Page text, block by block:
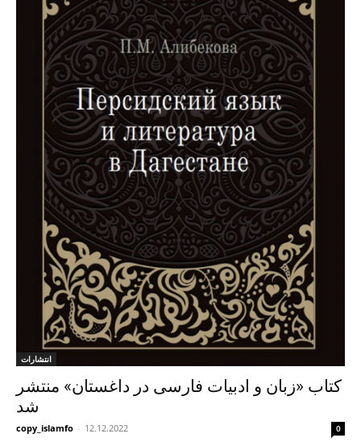
انتشارات
کتاب «زبان و ادبیات فارسی در داغستان» منتشر
شد
copy_islamfo - 12.12.2022 0